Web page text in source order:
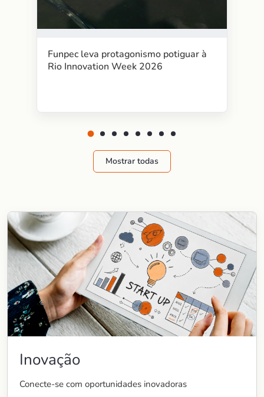
Funpec leva protagonismo potiguar à
Rio Innovation Week 2026
Mostrar todas
Inovação
Conecte-se com oportunidades inovadoras